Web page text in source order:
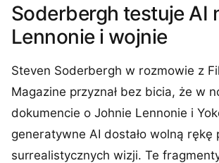
Soderbergh testuje AI
Lennonie i wojnie
Steven Soderbergh w rozmowie z
Magazine przyznał bez bicia, że w
dokumencie o Johnie Lennonie i
generatywne AI dostało wolną rękę
surrealistycznych wizji. Te